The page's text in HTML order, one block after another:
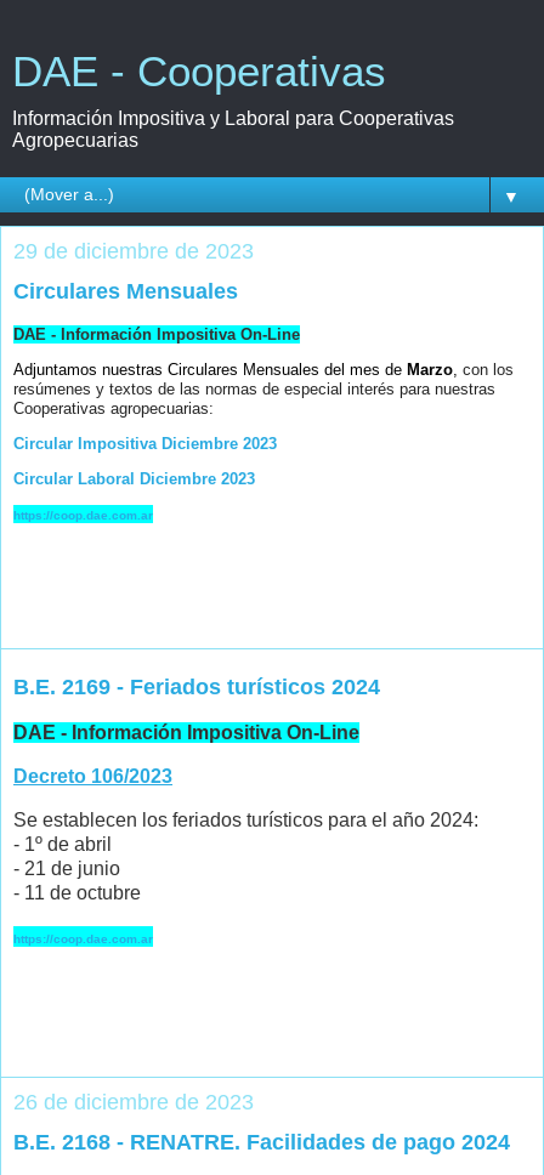
DAE - Cooperativas
Información Impositiva y Laboral para Cooperativas
Agropecuarias
▼
29 de diciembre de 2023
Circulares Mensuales
DAE - Información Impositiva On-Line
Adjuntamos nuestras Circulares Mensuales del mes de Marzo con los
resúmenes y textos de las normas de especial interés para nuestras
Cooperativas agropecuarias:
Circular Impositiva Diciembre 2023
Circular Laboral Diciembre 2023
https://coop.dae.com.ar
B.E. 2169 - Feriados turísticos 2024
DAE - Información Impositiva On-Line
Decreto 106/2023
Se establecen los feriados turísticos para el año 2024:
- 1º de abril
- 21 de junio
- 11 de octubre
https://coop.dae.com.ar
26 de diciembre de 2023
B.E. 2168 - RENATRE. Facilidades de pago 2024